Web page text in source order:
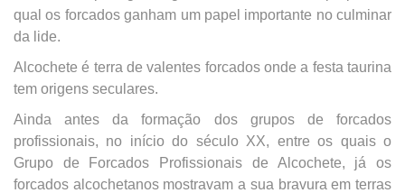
qual os forcados ganham um papel importante no culminar
da lide.
Alcochete é terra de valentes forcados onde a festa taurina
tem origens seculares.
Ainda antes da formação dos grupos de forcados
profissionais, no início do século XX, entre os quais o
Grupo de Forcados Profissionais de Alcochete, já os
forcados alcochetanos mostravam a sua bravura em terras